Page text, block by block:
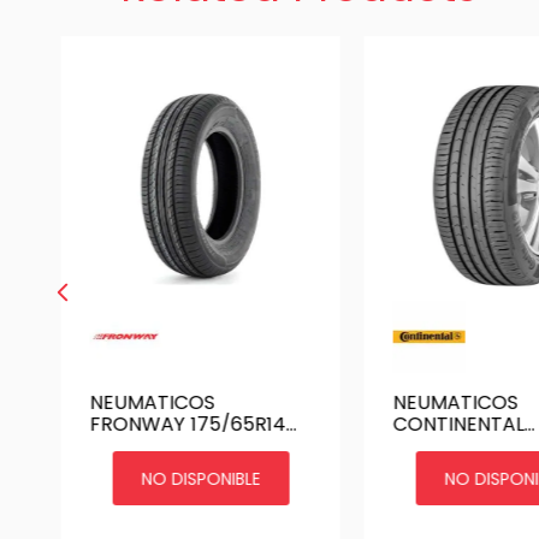
NEUMATICOS
FRONWAY 175/65R14
82H ECOGREEN 66
NO DISPONIBLE
NEUMATICOS
CONTINENTAL
215/55R17
CONTAC 5
NO